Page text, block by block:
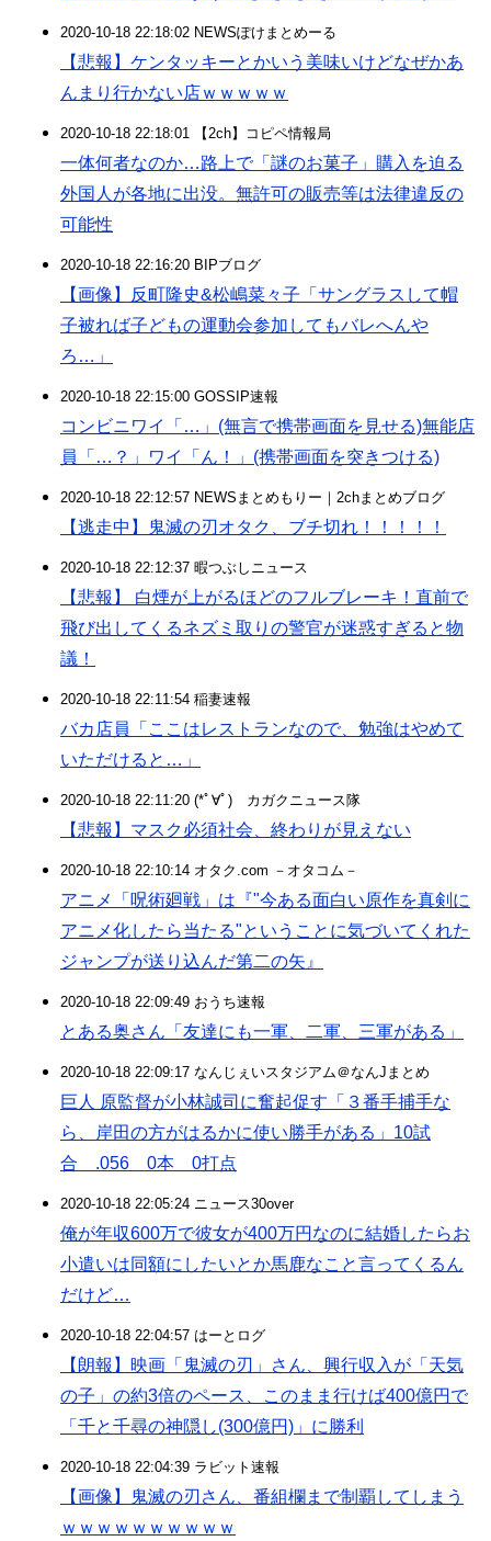
2020-10-18 22:18:02 NEWSぽけまとめーる
【悲報】ケンタッキーとかいう美味いけどなぜかあ
んまり行かない店ｗｗｗｗｗ
2020-10-18 22:18:01 【2ch】コピペ情報局
一体何者なのか…路上で「謎のお菓子」購入を迫る
外国人が各地に出没。無許可の販売等は法律違反の
可能性
2020-10-18 22:16:20 BIPブログ
【画像】反町隆史&松嶋菜々子「サングラスして帽
子被れば子どもの運動会参加してもバレへんや
ろ…」
2020-10-18 22:15:00 GOSSIP速報
コンビニワイ「…」(無言で携帯画面を見せる)無能店
員「…？」ワイ「ん！」(携帯画面を突きつける)
2020-10-18 22:12:57 NEWSまとめもりー｜2chまとめブログ
【逃走中】鬼滅の刃オタク、ブチ切れ！！！！！
2020-10-18 22:12:37 暇つぶしニュース
【悲報】 白煙が上がるほどのフルブレーキ！直前で
飛び出してくるネズミ取りの警官が迷惑すぎると物
議！
2020-10-18 22:11:54 稲妻速報
バカ店員「ここはレストランなので、勉強はやめて
いただけると…」
2020-10-18 22:11:20 (*ﾟ∀ﾟ)ゞカガクニュース隊
【悲報】マスク必須社会、終わりが見えない
2020-10-18 22:10:14 オタク.com －オタコム－
アニメ「呪術廻戦」は『"今ある面白い原作を真剣に
アニメ化したら当たる"ということに気づいてくれた
ジャンプが送り込んだ第二の矢』
2020-10-18 22:09:49 おうち速報
とある奥さん「友達にも一軍、二軍、三軍がある」
2020-10-18 22:09:17 なんじぇいスタジアム＠なんJまとめ
巨人 原監督が小林誠司に奮起促す「３番手捕手な
ら、岸田の方がはるかに使い勝手がある」10試
合 .056 0本 0打点
2020-10-18 22:05:24 ニュース30over
俺が年収600万で彼女が400万円なのに結婚したらお
小遣いは同額にしたいとか馬鹿なこと言ってくるん
だけど…
2020-10-18 22:04:57 はーとログ
【朗報】映画「鬼滅の刃」さん、興行収入が「天気
の子」の約3倍のペース、このまま行けば400億円で
「千と千尋の神隠し(300億円)」に勝利
2020-10-18 22:04:39 ラビット速報
【画像】鬼滅の刃さん、番組欄まで制覇してしまう
ｗｗｗｗｗｗｗｗｗｗ